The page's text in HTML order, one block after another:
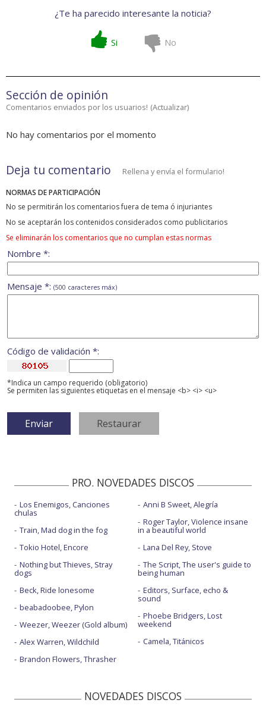
¿Te ha parecido interesante la noticia?
Si No
Sección de opinión
Comentarios enviados por los usuarios! (Actualizar)
No hay comentarios por el momento
Deja tu comentario Rellena y envía el formulario!
NORMAS DE PARTICIPACIÓN
No se permitirán los comentarios fuera de tema ó injuriantes
No se aceptarán los contenidos considerados como publicitarios
Se eliminarán los comentarios que no cumplan estas normas
Nombre *:
Mensaje *: (500 caracteres máx)
Código de validación *:
*Indica un campo requerido (obligatorio)
Se permiten las siguientes etiquetas en el mensaje <b> <i> <u>
PRO. NOVEDADES DISCOS
Los Enemigos, Canciones
chulas
Train, Mad dog in the fog
Tokio Hotel, Encore
Nothing but Thieves, Stray
dogs
Beck, Ride lonesome
beabadoobee, Pylon
Weezer, Weezer (Gold album)
Alex Warren, Wildchild
Brandon Flowers, Thrasher
Anni B Sweet, Alegría
Roger Taylor, Violence insane
in a beautiful world
Lana Del Rey, Stove
The Script, The user's guide to
being human
Editors, Surface, echo &
sound
Phoebe Bridgers, Lost
weekend
Camela, Titánicos
NOVEDADES DISCOS